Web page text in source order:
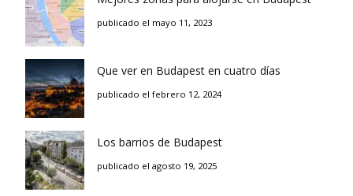
publicado el mayo 11, 2023
Que ver en Budapest en cuatro días
publicado el febrero 12, 2024
Los barrios de Budapest
publicado el agosto 19, 2025